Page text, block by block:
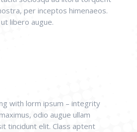
per inceptos himenaeos.
libero augue.
with lorm ipsum – integrity
odio augue ullam
tincidunt elit. Class aptent